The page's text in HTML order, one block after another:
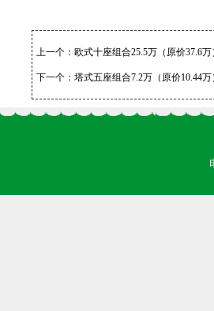
上一个： 欧式十座组合25.5万（原价37.6万
下一个： 塔式五座组合7.2万（原价10.44万